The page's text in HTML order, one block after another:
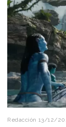
Redacción 13/12/